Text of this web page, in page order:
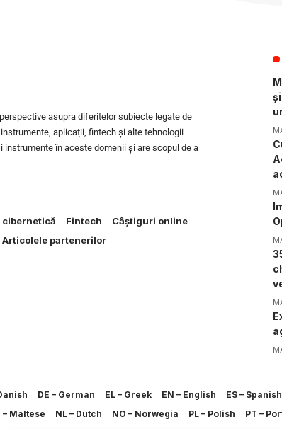
asupra diferitelor subiecte legate de
aplicații, fintech și alte tehnologii
în aceste domenii și are scopul de a
cibernetică Fintech
Câștiguri online
Articolele partenerilor
DE – German EL – Greek EN – English ES – Spanish
– Maltese NL – Dutch NO – Norwegia PL – Polish PT –